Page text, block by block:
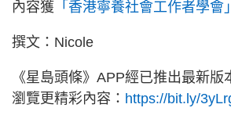
內容獲 「香港寧養社會工作者學會」
撰文：Nicole
《星島頭條》APP經已推出最新版
瀏覽更精彩內容： https://bit.ly/